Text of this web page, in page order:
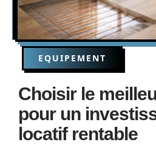
EQUIPEMENT
Choisir le
pour un
locatif rentable